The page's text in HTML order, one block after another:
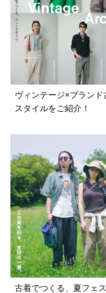
ヴィンテージ×ブランド
スタイルをご紹介！
古着でつくる、夏フェ